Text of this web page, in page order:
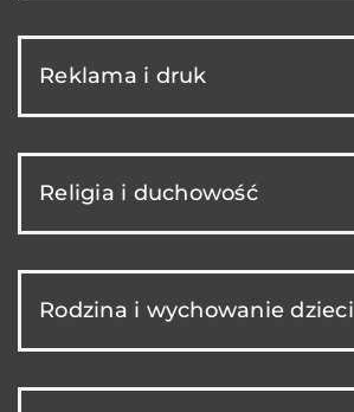
Reklama i druk
Religia i duchowość
Rodzina i wychowanie dzieci